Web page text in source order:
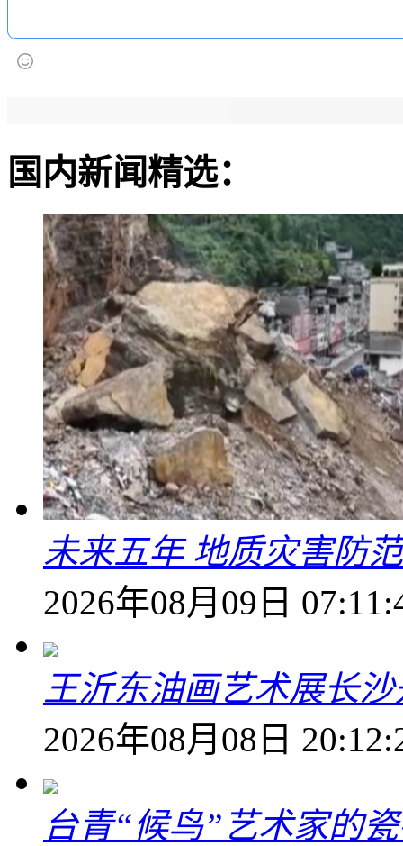
国内新闻精选：
未来五年 地质灾害防
2026年08月09日
王沂东油画艺术展长
2026年08月08日
台青“候鸟”艺术家的